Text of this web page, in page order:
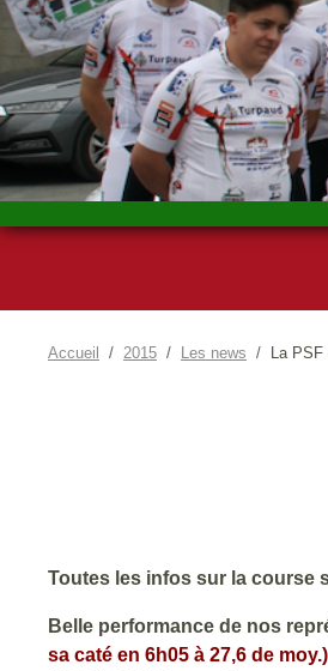
Accueil 2015 Les news La
Toutes les infos sur la course
Belle performance de nos
sa caté en 6h05 à 27,6 de